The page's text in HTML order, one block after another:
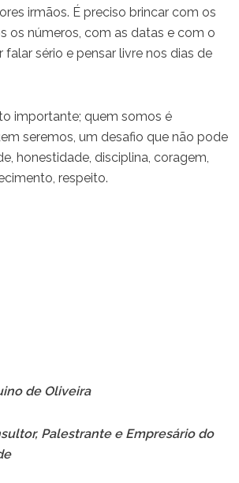
irmãos. É preciso brincar com os
os números, com as datas e com o
sério e pensar livre nos dias de
importante; quem somos é
seremos, um desafio que não pode
honestidade, disciplina, coragem,
respeito.
de Oliveira
Palestrante e Empresário do